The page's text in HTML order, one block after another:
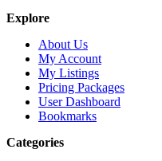
Explore
About Us
My Account
My Listings
Pricing Packages
User Dashboard
Bookmarks
Categories